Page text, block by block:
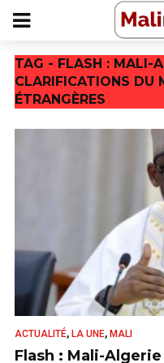
TAG - FLASH : MALI-
CLARIFICATIONS DU
ÉTRANGÈRES
ACTUALITÉ, LA UNE, MALI
Flash : Mali-